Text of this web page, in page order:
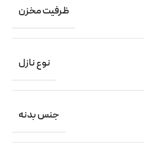
ظرفیت مخزن
نوع نازل
جنس بدنه